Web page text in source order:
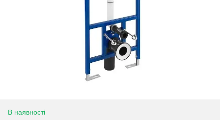
В наявності